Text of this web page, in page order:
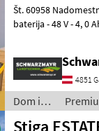
Št. 60958 Nadomestna
baterija - 48 V - 4, 0
veseljem predstavila
napravo/stroj in vas
da se dogovorite za
4851
Dom in
vrt /
Stiga